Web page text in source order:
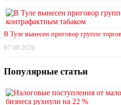
В Туле вынесен приговор группе
07.08.2026
Популярные статьи